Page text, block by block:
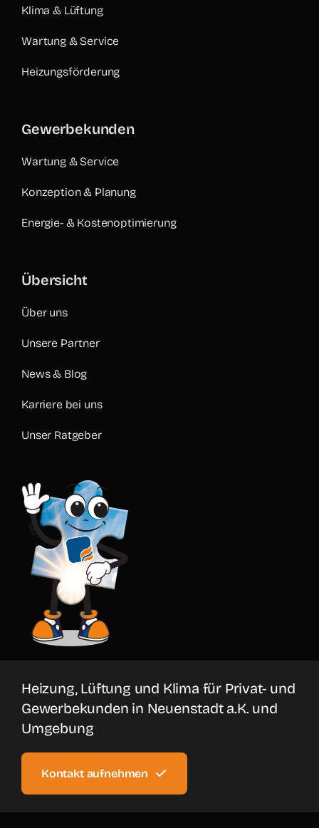
Klima & Lüftung
Wartung & Service
Heizungsförderung
Gewerbekunden
Wartung & Service
Konzeption & Planung
Energie- & Kostenoptimierung
Übersicht
Über uns
Unsere Partner
News & Blog
Karriere bei uns
Unser Ratgeber
Heizung, Lüftung und Klima für Privat- und
Gewerbekunden in Neuenstadt a.K. und
Umgebung
Kontakt aufnehmen